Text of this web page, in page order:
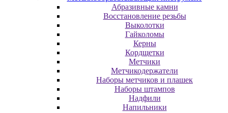
Абразивные камни
Восстановление резьбы
Выколотки
Гайколомы
Керны
Кордщетки
Метчики
Метчикодержатели
Наборы метчиков и плашек
Наборы штампов
Надфили
Напильники